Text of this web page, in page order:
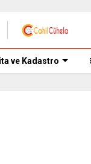
ve Kadastro